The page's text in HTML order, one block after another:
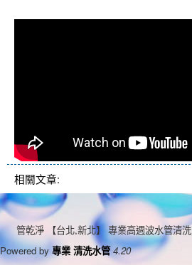
相關文章:
管乾淨 【台北,新北】 專業高週波水管清洗
Powered by 專業 清洗水管 4.20